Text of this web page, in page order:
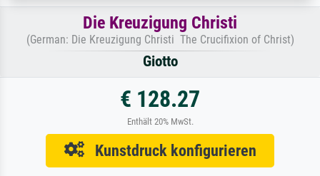
Die Kreuzigung Christi
(German: Die Kreuzigung Christi The Crucifixion of Christ)
Giotto
€ 128.27
Enthält 20% MwSt.
Kunstdruck konfigurieren